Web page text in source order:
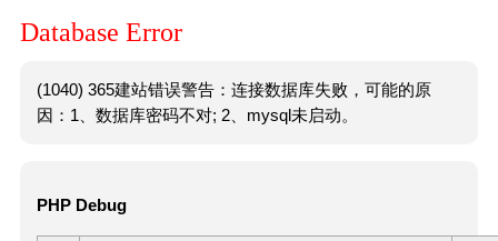
Database Error
(1040) 365建站错误警告：连接数据库失败，可能的原
因：1、数据库密码不对; 2、mysql未启动。
PHP Debug